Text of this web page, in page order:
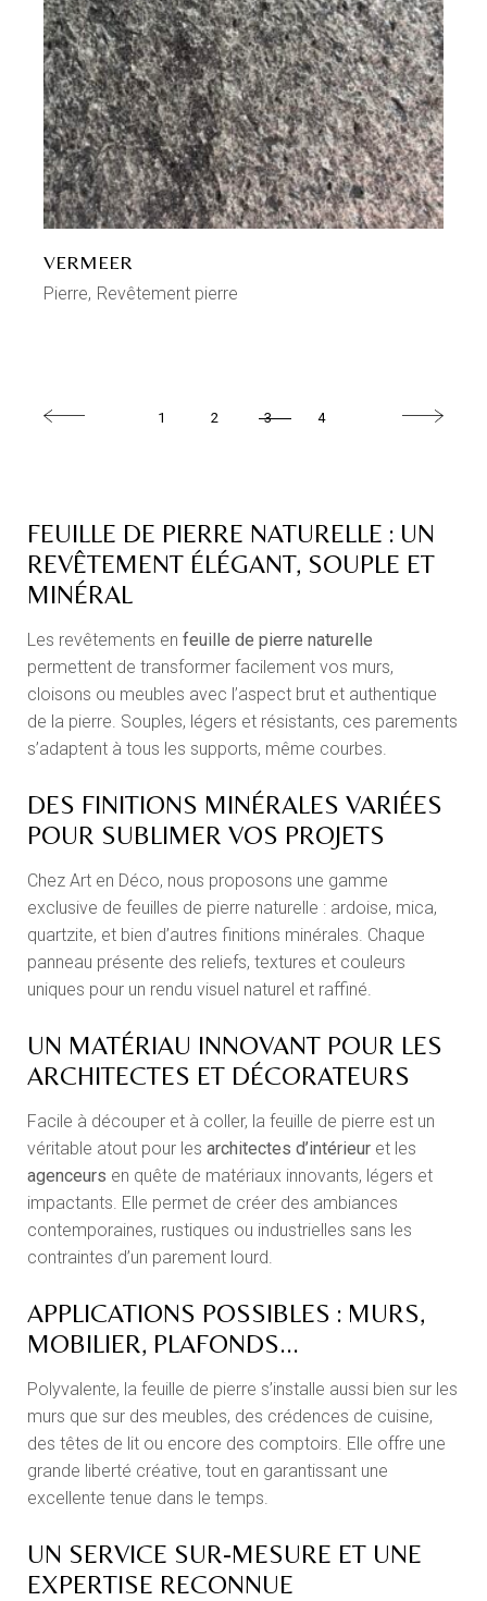
VERMEER
Pierre Revêtement pierre
1 2 3 4
FEUILLE DE PIERRE NATURELLE : UN
REVÊTEMENT ÉLÉGANT, SOUPLE ET
MINÉRAL
Les revêtements enfeuille de pierre naturelle
permettent de transformer facilement vos murs,
cloisons ou meubles avec l’aspect brut et authentique
de la pierre. Souples, légers et résistants, ces parements
s’adaptent à tous les supports, même courbes.
DES FINITIONS MINÉRALES VARIÉES
POUR SUBLIMER VOS PROJETS
Chez Art en Déco, nous proposons une gamme
exclusive de feuilles de pierre naturelle : ardoise, mica,
quartzite, et bien d’autres finitions minérales. Chaque
panneau présente des reliefs, textures et couleurs
uniques pour un rendu visuel naturel et raffiné.
UN MATÉRIAU INNOVANT POUR LES
ARCHITECTES ET DÉCORATEURS
Facile à découper et à coller, la feuille de pierre est un
véritable atout pour lesarchitectes d’intérieur et les
agenceurs en quête de matériaux innovants, légers et
impactants. Elle permet de créer des ambiances
contemporaines, rustiques ou industrielles sans les
contraintes d’un parement lourd.
APPLICATIONS POSSIBLES : MURS,
MOBILIER, PLAFONDS...
Polyvalente, la feuille de pierre s’installe aussi bien sur les
murs que sur des meubles, des crédences de cuisine,
des têtes de lit ou encore des comptoirs. Elle offre une
grande liberté créative, tout en garantissant une
excellente tenue dans le temps.
UN SERVICE SUR-MESURE ET UNE
EXPERTISE RECONNUE